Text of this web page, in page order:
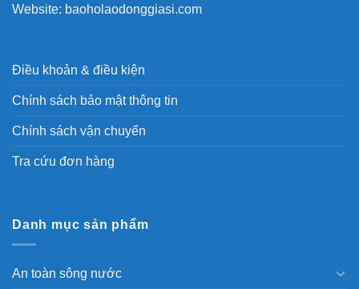
Website: baoholaodonggiasi.com
Điều khoản & điều kiện
Chính sách bảo mật thông tin
Chính sách vận chuyển
Tra cứu đơn hàng
Danh mục sản phẩm
An toàn sông nước